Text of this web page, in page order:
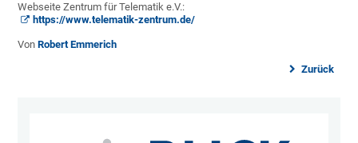
Webseite Zentrum für Telematik e.V.:
https://www.telematik-zentrum.de/
VonRobert Emmerich
Zurück